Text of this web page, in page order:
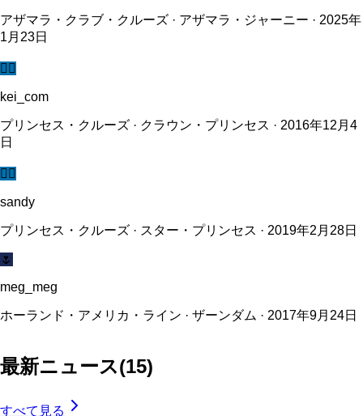
アザマラ・クラブ・クルーズ · アザマラ・ジャーニー · 2025年
1月23日
🧜‍♀️
kei_com
プリンセス・クルーズ · クラウン・プリンセス · 2016年12月4
日
🧜‍♀️
sandy
プリンセス・クルーズ · スター・プリンセス · 2019年2月28日
🌷
meg_meg
ホーランド・アメリカ・ライン · ザーンダム · 2017年9月24日
最新ニュース(15)
すべて見る